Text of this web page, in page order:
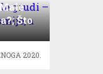
Što
2020.